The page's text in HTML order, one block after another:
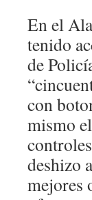
En el
tenido
de
con
mismo
deshizo
mejores